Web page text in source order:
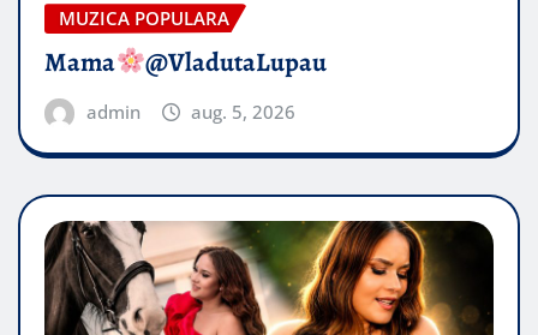
MUZICA POPULARA
Mama @VladutaLupau
admin aug. 5, 2026